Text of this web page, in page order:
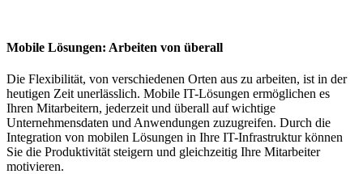
Mobile Lösungen: Arbeiten von überall
Die Flexibilität, von verschiedenen Orten aus zu arbeiten, ist in der
heutigen Zeit unerlässlich. Mobile IT-Lösungen ermöglichen es
Ihren Mitarbeitern, jederzeit und überall auf wichtige
Unternehmensdaten und Anwendungen zuzugreifen. Durch die
Integration von mobilen Lösungen in Ihre IT-Infrastruktur können
Sie die Produktivität steigern und gleichzeitig Ihre Mitarbeiter
motivieren.